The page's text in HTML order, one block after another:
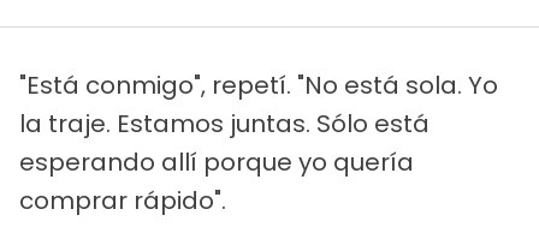
"Está conmigo", repetí. "No está sola. Yo
la traje. Estamos juntas. Sólo está
esperando allí porque yo quería
comprar rápido".